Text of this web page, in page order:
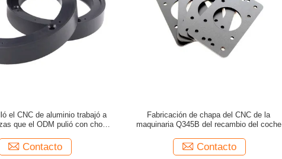
el CNC de aluminio trabajó a
que el ODM pulió con chorro
Contacto
Fabricación de chapa del CNC de la
maquinaria Q345B del recambio del coche
Contacto